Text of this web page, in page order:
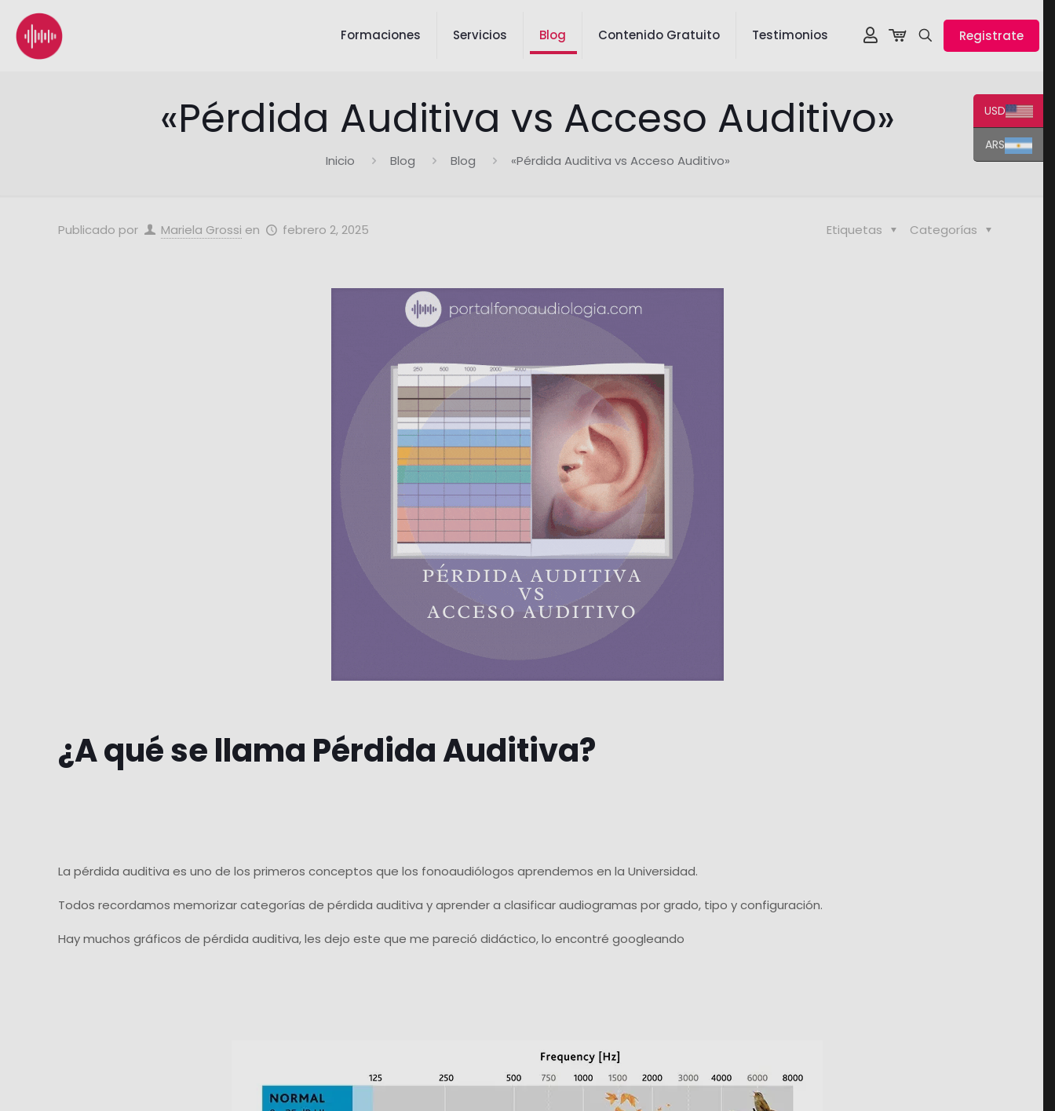
Formaciones Servicios Blog Contenido Gratuito Testimonios Registrate
«Pérdida Auditiva vs Acceso Auditivo»
Inicio Blog Blog «Pérdida Auditiva vs Acceso Auditivo»
Publicado por Mariela Grossi en febrero 2, 2025 Categorías
Etiquetas
¿A qué se llama Pérdida Auditiva?
La pérdida auditiva es uno de los primeros conceptos que los fonoaudiólogos aprendemos en la Universidad.
Todos recordamos memorizar categorías de pérdida auditiva y aprender a clasificar audiogramas por grado, tipo y configuración.
Hay muchos gráficos de pérdida auditiva, les dejo este que me pareció didáctico, lo encontré googleando
USD
ARS